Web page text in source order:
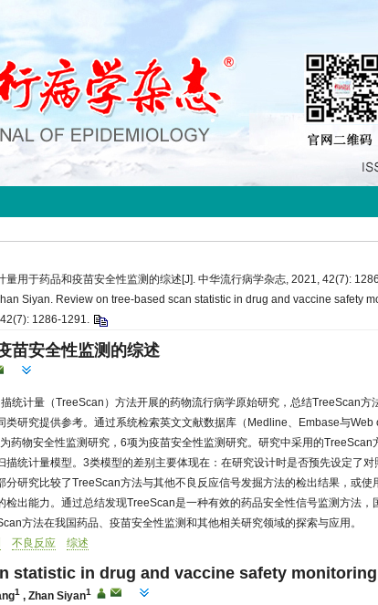
量用于药品和疫苗安全性监测的综述[J]. 中华流行病学杂志, 2021, 42(7):
Siyan. Review on tree-based scan statistic in drug and vaccine safety
1286-1291.
苗安全性监测的综述
统计量（TreeScan）方法开展的药物流行病学原始研究，总结TreeScan方
类研究提供参考。通过系统检索英文文献数据库（Medline、Embase与Web
药物安全性监测研究，6项为疫苗安全性监测研究。研究中采用的TreeScan
统计量模型。3类模型的差别主要体现在：在研究设计时是否预先设定了对
分研究比较了TreeScan方法与其他不良反应信号发掘方法的检出结果，或使
出能力。通过总结发现TreeScan是一种有效的药品安全性信号监测方法，
方法在我国药品、疫苗安全性监测和其他相关研究领域的探索与应用。
不良反应 综述
statistic in drug and vaccine safety monitoring
1 ,Zhan Siyan1